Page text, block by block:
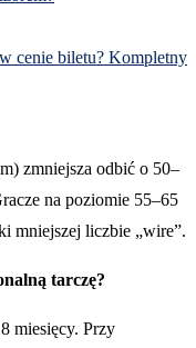
cenie biletu? Kompletny
zmniejsza odbić o 50–
na poziomie 55–65
mniejszej liczbie „wire”.
tarczę?
miesięcy. Przy